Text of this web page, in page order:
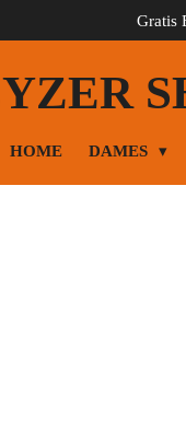
Gratis
HOME DAMES